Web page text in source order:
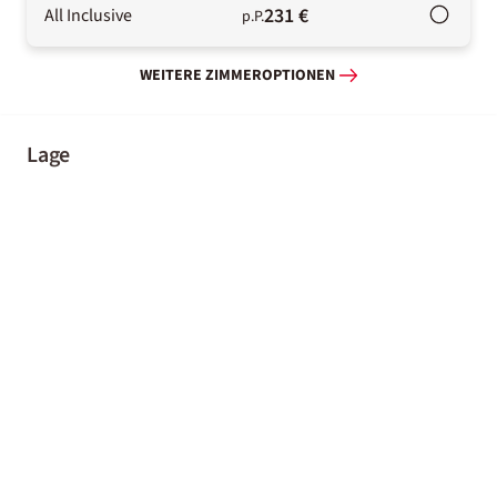
All Inclusive p.P.231 €
WEITERE ZIMMEROPTIONEN
Lage